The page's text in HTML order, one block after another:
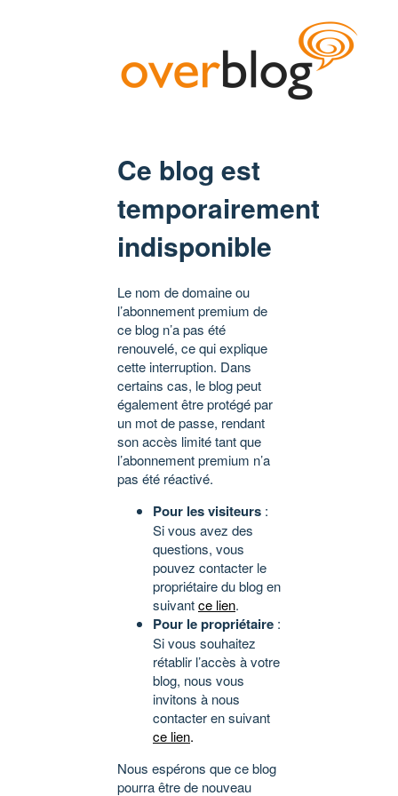
Ce blog est
temporairement
indisponible
Le nom de domaine ou
l’abonnement premium de
ce blog n’a pas été
renouvelé, ce qui explique
cette interruption. Dans
certains cas, le blog peut
également être protégé par
un mot de passe, rendant
son accès limité tant que
l’abonnement premium n’a
pas été réactivé.
Pour les visiteurs :
Si vous avez des
questions, vous
pouvez contacter le
propriétaire du blog en
suivantce lien.
Pour le propriétaire :
Si vous souhaitez
rétablir l’accès à votre
blog, nous vous
invitons à nous
contacter en suivant
ce lien.
Nous espérons que ce blog
pourra être de nouveau